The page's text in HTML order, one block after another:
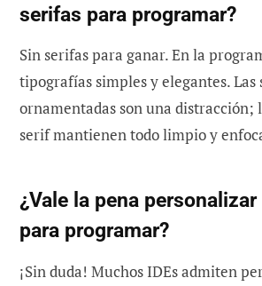
serifas para programar?
Sin serifas para ganar. En la
tipografías simples y elegantes. Las
ornamentadas son una distracción;
serif mantienen todo limpio y
¿Vale la pena
para programar?
¡Sin duda! Muchos IDEs admiten